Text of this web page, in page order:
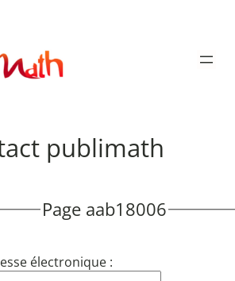
publimath
Page aab18006
électronique :